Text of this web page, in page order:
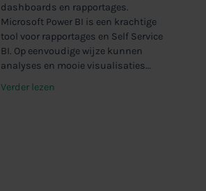
dashboards en rapportages.
Microsoft Power BI is een krachtige
tool voor rapportages en Self Service
BI. Op eenvoudige wijze kunnen
analyses en mooie visualisaties…
Verder lezen